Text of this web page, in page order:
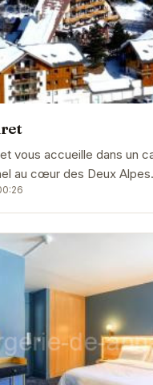
vous accueille dans un
au cœur des Deux Alpes.